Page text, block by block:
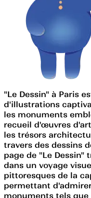
"Le Dessin" à Paris
d'illustrations
les monuments
recueil d'œuvres
les trésors
travers des dessins
page de "Le Dessin"
dans un voyage
pittoresques de la
permettant
monuments tels que